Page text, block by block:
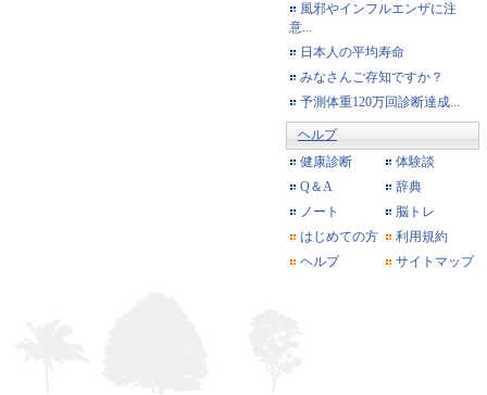
風邪やインフルエンザに注
意...
日本人の平均寿命
みなさんご存知ですか？
予測体重120万回診断達成...
ヘルプ
健康診断
体験談
Q＆A
辞典
ノート
脳トレ
はじめての方
利用規約
ヘルプ
サイトマップ